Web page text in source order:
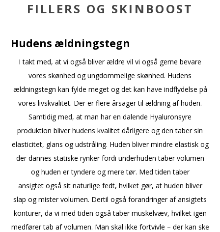
FILLERS OG SKINBOOST
Hudens ældningstegn
I takt med, at vi også bliver ældre vil vi også gerne bevare
vores skønhed og ungdommelige skønhed. Hudens
ældningstegn kan fylde meget og det kan have indflydelse på
vores livskvalitet. Der er flere årsager til ældning af huden.
Samtidig med, at man har en dalende Hyaluronsyre
produktion bliver hudens kvalitet dårligere og den taber sin
elasticitet, glans og udstråling. Huden bliver mindre elastisk og
der dannes statiske rynker fordi underhuden taber volumen
og huden er tyndere og mere tør. Med tiden taber
ansigtet også sit naturlige fedt, hvilket gør, at huden bliver
slap og mister volumen. Dertil også forandringer af ansigtets
konturer, da vi med tiden også taber muskelvæv, hvilket igen
medfører tab af volumen. Man skal ikke fortvivle – der kan ske